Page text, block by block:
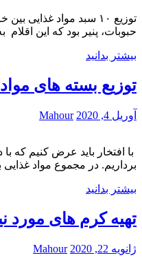
توزیع ۱۰ سبد مواد
حبوبات، پنیر بود که این
بیشتر بدانید
توزیع بسته های
آوریل 4, 2020 Mahour
با افتخار باید عرض کنیم که
برداریم. در مجموع مواد غذایی برای ۱۰ خانواده تهیه ، بسته بندی و توزیع گردید . هر
بیشتر بدانید
تهیه کرم های مورد
ژانویه 22, 2020 Mahour